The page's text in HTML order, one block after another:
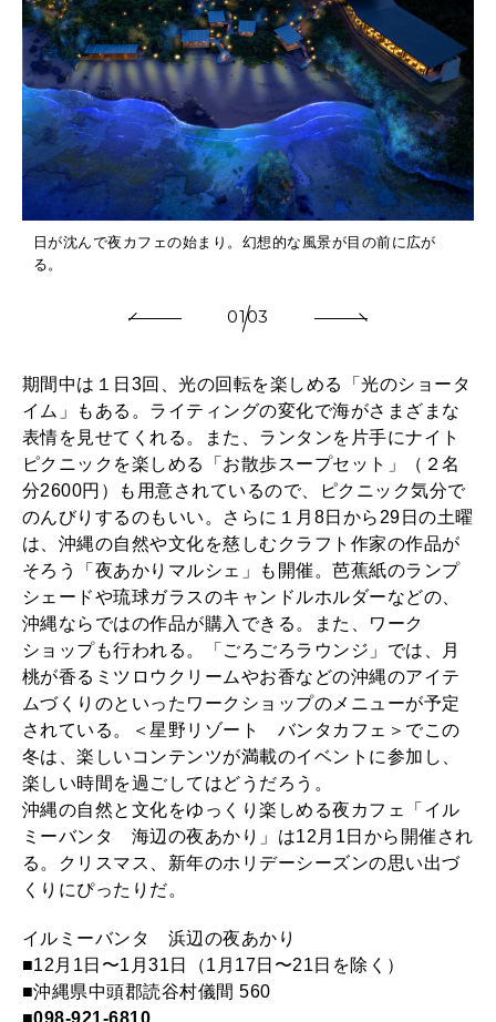
日が沈んで夜カフェの始まり。幻想的な風景が目の前に広が
る。
0103
期間中は１日3回、光の回転を楽しめる「光のショータ
イム」もある。ライティングの変化で海がさまざまな
表情を見せてくれる。また、ランタンを片手にナイト
ピクニックを楽しめる「お散歩スープセット」（２名
分2600円）も用意されているので、ピクニック気分で
のんびりするのもいい。さらに１月8日から29日の土曜
は、沖縄の自然や文化を慈しむクラフト作家の作品が
そろう「夜あかりマルシェ」も開催。芭蕉紙のランプ
シェードや琉球ガラスのキャンドルホルダーなどの、
沖縄ならではの作品が購入できる。また、ワーク
ショップも行われる。「ごろごろラウンジ」では、月
桃が香るミツロウクリームやお香などの沖縄のアイテ
ムづくりのといったワークショップのメニューが予定
されている。＜星野リゾート バンタカフェ＞でこの
冬は、楽しいコンテンツが満載のイベントに参加し、
楽しい時間を過ごしてはどうだろう。
沖縄の自然と文化をゆっくり楽しめる夜カフェ「イル
ミーバンタ 海辺の夜あかり」は12月1日から開催され
る。クリスマス、新年のホリデーシーズンの思い出づ
くりにぴったりだ。
イルミーバンタ 浜辺の夜あかり
■12月1日〜1月31日（1月17日〜21日を除く）
■沖縄県中頭郡読谷村儀間 560
■098-921-6810